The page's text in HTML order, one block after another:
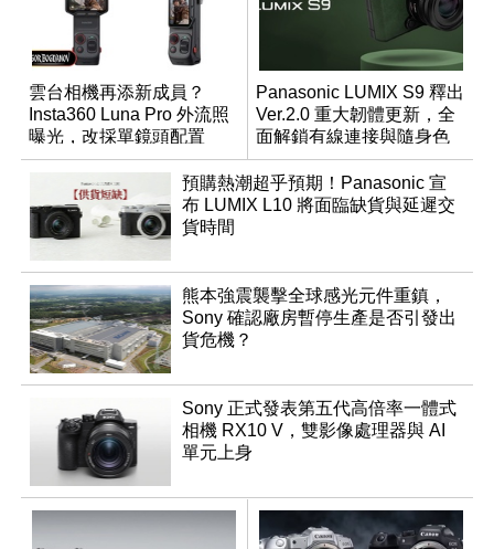
雲台相機再添新成員？
Insta360 Luna Pro 外流照
曝光，改採單鏡頭配置
Panasonic LUMIX S9 釋出
Ver.2.0 重大韌體更新，全
面解鎖有線連接與隨身色
調編輯
預購熱潮超乎預期！Panasonic 宣
布 LUMIX L10 將面臨缺貨與延遲交
貨時間
熊本強震襲擊全球感光元件重鎮，
Sony 確認廠房暫停生產是否引發出
貨危機？
Sony 正式發表第五代高倍率一體式
相機 RX10 V，雙影像處理器與 AI
單元上身